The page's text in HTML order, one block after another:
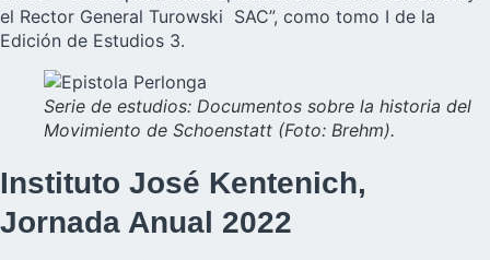
el Rector General Turowski SAC”, como tomo I de la
Edición de Estudios 3.
Serie de estudios: Documentos sobre la historia del
Movimiento de Schoenstatt (Foto: Brehm).
Instituto José Kentenich,
Jornada Anual 2022